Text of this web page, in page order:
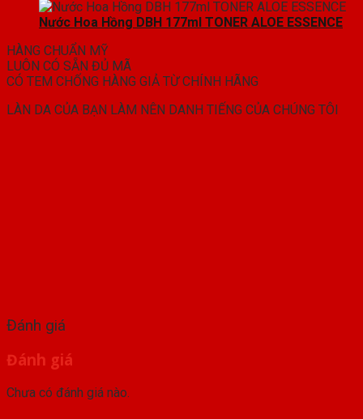
Nước Hoa Hồng DBH 177ml TONER ALOE ESSENCE
HÀNG CHUẨN MỸ
LUÔN CÓ SẴN ĐỦ MÃ
CÓ TEM CHỐNG HÀNG GIẢ TỪ CHÍNH HÃNG
LÀN DA CỦA BẠN LÀM NÊN DANH TIẾNG CỦA CHÚNG TÔI
Đánh giá
Đánh giá
Chưa có đánh giá nào.